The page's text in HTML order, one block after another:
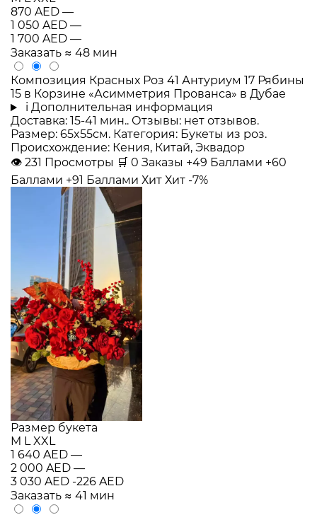
870 AED —
1 050 AED —
1 700 AED —
Заказать ≈ 48 мин
Композиция Красных Роз 41 Антуриум 17 Рябины
15 в Корзине «Асимметрия Прованса» в Дубае
i Дополнительная информация
Доставка: 15-41 мин.. Отзывы: нет отзывов.
Размер: 65x55см. Категория: Букеты из роз.
Происхождение: Кения, Китай, Эквадор
👁 231 Просмотры 🛒 0 Заказы +49 Баллами +60
Баллами +91 Баллами Хит Хит -7%
Размер букета
M LXXL
1 640 AED —
2 000 AED —
3 030 AED -226 AED
Заказать ≈ 41 мин